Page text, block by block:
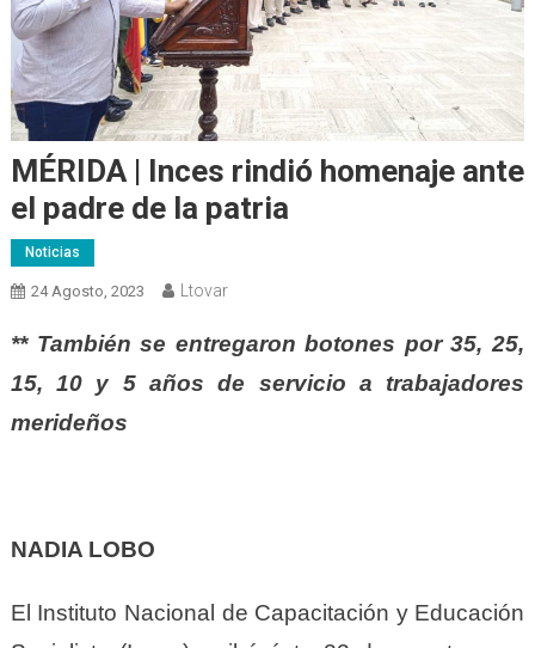
MÉRIDA | Inces rindió homenaje ante
el padre de la patria
Noticias
24 Agosto, 2023 Ltovar
** También se entregaron botones por 35, 25,
15, 10 y 5 años de servicio a trabajadores
merideños
NADIA LOBO
El Instituto Nacional de Capacitación y Educación